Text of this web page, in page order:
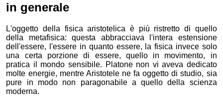
in generale
L'oggetto della fisica aristotelica è più ristretto di quello
della metafisica: questa abbracciava l'intera estensione
dell'essere, l'essere in quanto essere, la fisica invece solo
una certa porzione di essere, quello in movimento, in
pratica il mondo sensibile. Platone non vi aveva dedicato
molte energie, mentre Aristotele ne fa oggetto di studio, sia
pure in modo non paragonabile a quello della scienza
moderna.